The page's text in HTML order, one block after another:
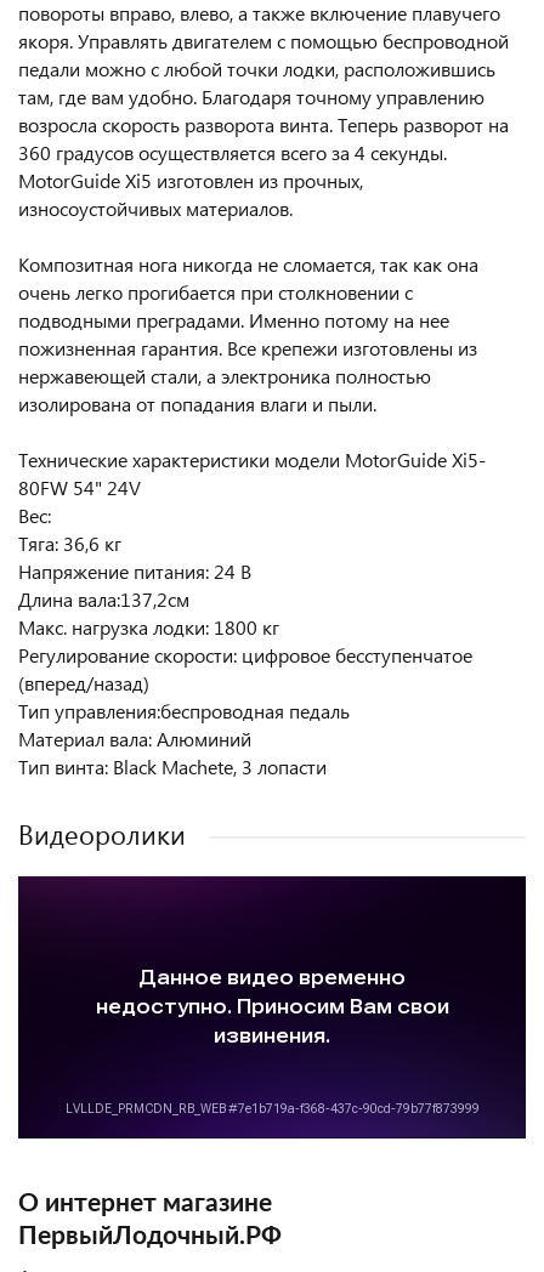
повороты вправо, влево, а также включение плавучего
якоря. Управлять двигателем с помощью беспроводной
педали можно с любой точки лодки, расположившись
там, где вам удобно. Благодаря точному управлению
возросла скорость разворота винта. Теперь разворот на
360 градусов осуществляется всего за 4 секунды.
MotorGuide Xi5 изготовлен из прочных,
износоустойчивых материалов.
Композитная нога никогда не сломается, так как она
очень легко прогибается при столкновении с
подводными преградами. Именно потому на нее
пожизненная гарантия. Все крепежи изготовлены из
нержавеющей стали, а электроника полностью
изолирована от попадания влаги и пыли.
Технические характеристики модели MotorGuide Xi5-
80FW 54" 24V
Вес:
Тяга: 36,6 кг
Напряжение питания: 24 В
Длина вала:137,2см
Макс. нагрузка лодки: 1800 кг
Регулирование скорости: цифровое бесступенчатое
(вперед/назад)
Тип управления:беспроводная педаль
Материал вала: Алюминий
Тип винта: Black Machete, 3 лопасти
Видеоролики
О интернет магазине
ПервыйЛодочный.РФ